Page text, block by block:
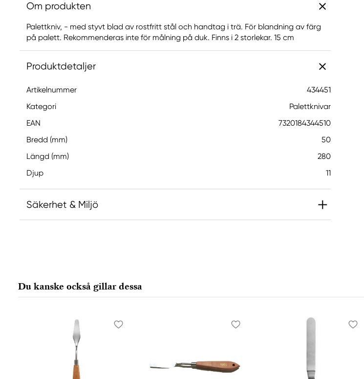
Om produkten
Palettkniv, - med styvt blad av rostfritt stål och handtag i trä. För blandning av färg
på palett. Rekommenderas inte för målning på duk. Finns i 2 storlekar. 15 cm
Produktdetaljer
Artikelnummer
434451
Kategori
Palettknivar
EAN
7320184344510
Bredd (mm)
50
Längd (mm)
280
Djup
11
Säkerhet & Miljö
Du kanske också gillar dessa